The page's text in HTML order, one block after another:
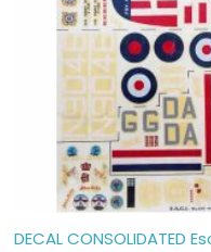
DECAL CONSOLIDATED